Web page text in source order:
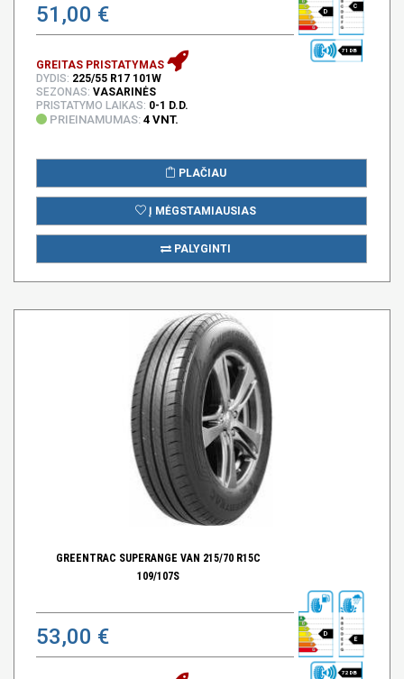
51,00 € D
C
71 DB
GREITAS PRISTATYMAS
DYDIS: 225/55 R17 101W
SEZONAS: VASARINĖS
PRISTATYMO LAIKAS: 0-1 D.D.
PRIEINAMUMAS: 4 VNT.
PLAČIAU
Į MĖGSTAMIAUSIAS
PALYGINTI
GREENTRAC SUPERANGE VAN 215/70 R15C
109/107S
53,00 €
D
E
72 DB